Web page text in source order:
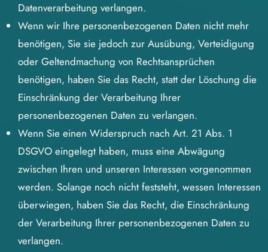
Datenverarbeitung verlangen.
Wenn wir Ihre personenbezogenen Daten nicht mehr
benötigen, Sie sie jedoch zur Ausübung, Verteidigung
oder Geltendmachung von Rechtsansprüchen
benötigen, haben Sie das Recht, statt der Löschung die
Einschränkung der Verarbeitung Ihrer
personenbezogenen Daten zu verlangen.
Wenn Sie einen Widerspruch nach Art. 21 Abs. 1
DSGVO eingelegt haben, muss eine Abwägung
zwischen Ihren und unseren Interessen vorgenommen
werden. Solange noch nicht feststeht, wessen Interessen
überwiegen, haben Sie das Recht, die Einschränkung
der Verarbeitung Ihrer personenbezogenen Daten zu
verlangen.